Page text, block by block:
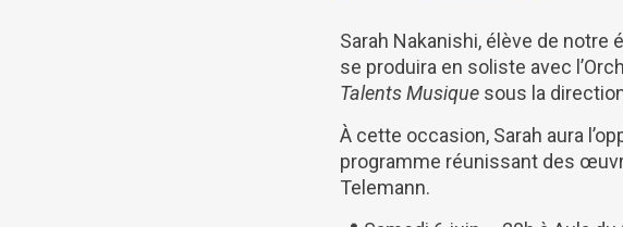
Sarah Nakanishi, élève de notre
se produira en soliste avec
Talents Musique sous la
À cette occasion, Sarah aura
programme réunissant des
Telemann.